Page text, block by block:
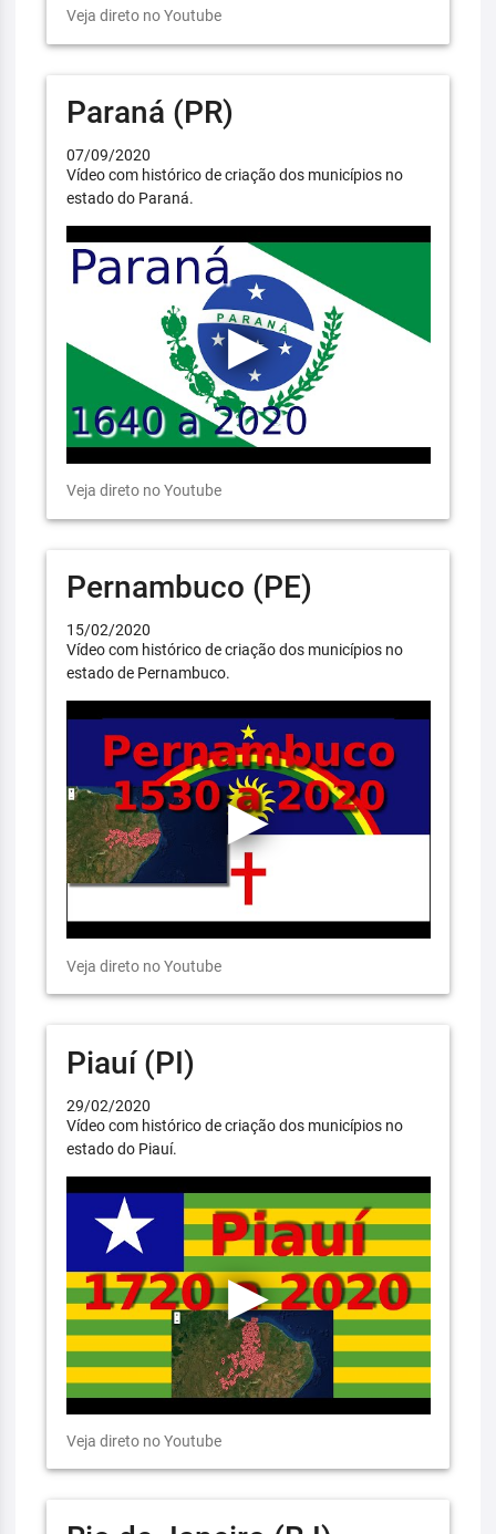
Veja direto no Youtube
Paraná (PR)
07/09/2020
Vídeo com histórico de criação dos municípios no
estado do Paraná.
Veja direto no Youtube
Pernambuco (PE)
15/02/2020
Vídeo com histórico de criação dos municípios no
estado de Pernambuco.
Veja direto no Youtube
Piauí (PI)
29/02/2020
Vídeo com histórico de criação dos municípios no
estado do Piauí.
Veja direto no Youtube